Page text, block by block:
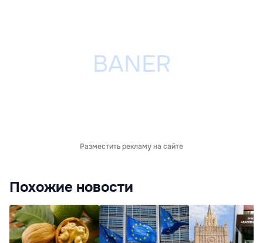
Разместить рекламу на сайте
Похожие новости